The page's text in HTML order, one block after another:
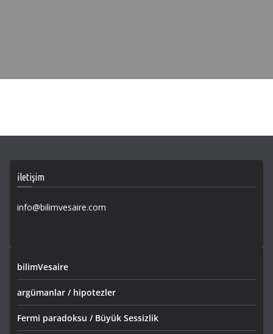
iletişim
info@bilimvesaire.com
bilimVesaire
argümanlar / hipotezler
Fermi paradoksu / Büyük Sessizlik